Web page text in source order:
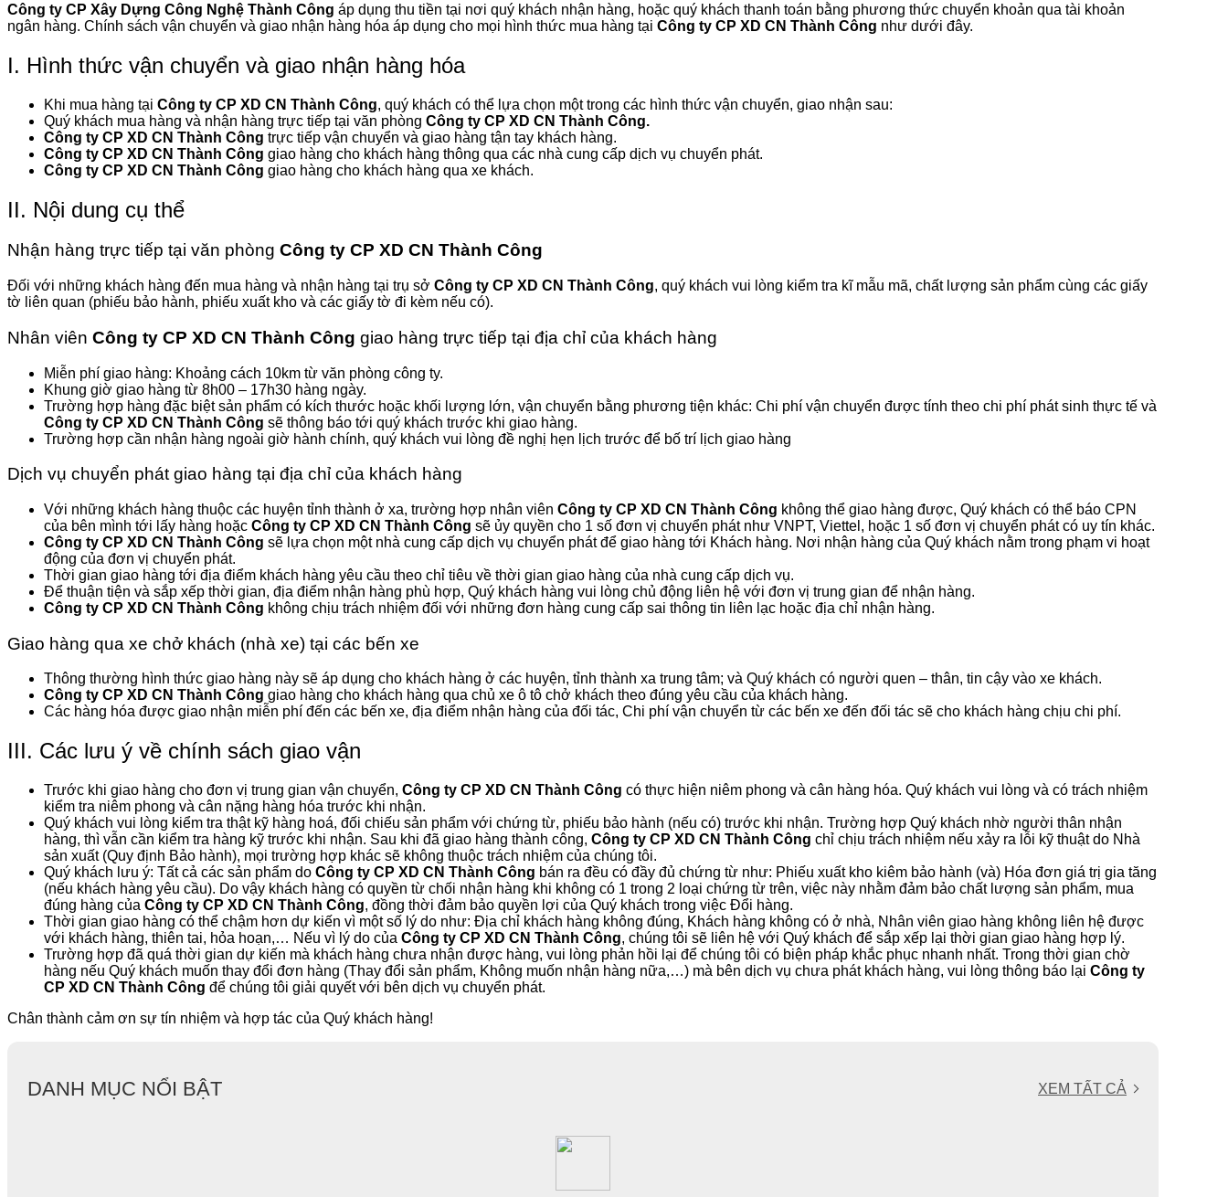
Công ty CP Xây Dựng Công Nghệ Thành Công áp dụng thu tiền tại nơi quý khách nhận hàng, hoặc quý khách thanh toán bằng phương thức chuyển khoản qua tài khoản
ngân hàng. Chính sách vận chuyển và giao nhận hàng hóa áp dụng cho mọi hình thức mua hàng tại Công ty CP XD CN Thành Công như dưới đây.
I. Hình thức vận chuyển và giao nhận hàng hóa
Khi mua hàng tại Công ty CP XD CN Thành Công, quý khách có thể lựa chọn một trong các hình thức vận chuyển, giao nhận sau:
Quý khách mua hàng và nhận hàng trực tiếp tại văn phòng Công ty CP XD CN Thành Công.
Công ty CP XD CN Thành Công trực tiếp vận chuyển và giao hàng tận tay khách hàng.
Công ty CP XD CN Thành Công giao hàng cho khách hàng thông qua các nhà cung cấp dịch vụ chuyển phát.
Công ty CP XD CN Thành Công giao hàng cho khách hàng qua xe khách.
II. Nội dung cụ thể
Nhận hàng trực tiếp tại văn phòng Công ty CP XD CN Thành Công
Đối với những khách hàng đến mua hàng và nhận hàng tại trụ sở Công ty CP XD CN Thành Công, quý khách vui lòng kiểm tra kĩ mẫu mã, chất lượng sản phẩm cùng các giấy
tờ liên quan (phiếu bảo hành, phiếu xuất kho và các giấy tờ đi kèm nếu có).
Nhân viên Công ty CP XD CN Thành Công giao hàng trực tiếp tại địa chỉ của khách hàng
Miễn phí giao hàng: Khoảng cách 10km từ văn phòng công ty.
Khung giờ giao hàng từ 8h00 – 17h30 hàng ngày.
Trường hợp hàng đặc biệt sản phẩm có kích thước hoặc khối lượng lớn, vận chuyển bằng phương tiện khác: Chi phí vận chuyển được tính theo chi phí phát sinh thực tế và
Công ty CP XD CN Thành Công sẽ thông báo tới quý khách trước khi giao hàng.
Trường hợp cần nhận hàng ngoài giờ hành chính, quý khách vui lòng đề nghị hẹn lịch trước để bố trí lịch giao hàng
Dịch vụ chuyển phát giao hàng tại địa chỉ của khách hàng
Với những khách hàng thuộc các huyện tỉnh thành ở xa, trường hợp nhân viên Công ty CP XD CN Thành Công không thể giao hàng được, Quý khách có thể báo CPN
của bên mình tới lấy hàng hoặc Công ty CP XD CN Thành Công sẽ ủy quyền cho 1 số đơn vị chuyển phát như VNPT, Viettel, hoặc 1 số đơn vị chuyển phát có uy tín khác.
Công ty CP XD CN Thành Công sẽ lựa chọn một nhà cung cấp dịch vụ chuyển phát để giao hàng tới Khách hàng. Nơi nhận hàng của Quý khách nằm trong phạm vi hoạt
động của đơn vị chuyển phát.
Thời gian giao hàng tới địa điểm khách hàng yêu cầu theo chỉ tiêu về thời gian giao hàng của nhà cung cấp dịch vụ.
Để thuận tiện và sắp xếp thời gian, địa điểm nhận hàng phù hợp, Quý khách hàng vui lòng chủ động liên hệ với đơn vị trung gian để nhận hàng.
Công ty CP XD CN Thành Công không chịu trách nhiệm đối với những đơn hàng cung cấp sai thông tin liên lạc hoặc địa chỉ nhận hàng.
Giao hàng qua xe chở khách (nhà xe) tại các bến xe
Thông thường hình thức giao hàng này sẽ áp dụng cho khách hàng ở các huyện, tỉnh thành xa trung tâm; và Quý khách có người quen – thân, tin cậy vào xe khách.
Công ty CP XD CN Thành Công giao hàng cho khách hàng qua chủ xe ô tô chở khách theo đúng yêu cầu của khách hàng.
Các hàng hóa được giao nhận miễn phí đến các bến xe, địa điểm nhận hàng của đối tác, Chi phí vận chuyển từ các bến xe đến đối tác sẽ cho khách hàng chịu chi phí.
III. Các lưu ý về chính sách giao vận
Trước khi giao hàng cho đơn vị trung gian vận chuyển, Công ty CP XD CN Thành Công có thực hiện niêm phong và cân hàng hóa. Quý khách vui lòng và có trách nhiệm
kiểm tra niêm phong và cân nặng hàng hóa trước khi nhận.
Quý khách vui lòng kiểm tra thật kỹ hàng hoá, đối chiếu sản phẩm với chứng từ, phiếu bảo hành (nếu có) trước khi nhận. Trường hợp Quý khách nhờ người thân nhận
hàng, thì vẫn cần kiểm tra hàng kỹ trước khi nhận. Sau khi đã giao hàng thành công, Công ty CP XD CN Thành Công chỉ chịu trách nhiệm nếu xảy ra lỗi kỹ thuật do Nhà
sản xuất (Quy định Bảo hành), mọi trường hợp khác sẽ không thuộc trách nhiệm của chúng tôi.
Quý khách lưu ý: Tất cả các sản phẩm do Công ty CP XD CN Thành Công bán ra đều có đầy đủ chứng từ như: Phiếu xuất kho kiêm bảo hành (và) Hóa đơn giá trị gia tăng
(nếu khách hàng yêu cầu). Do vậy khách hàng có quyền từ chối nhận hàng khi không có 1 trong 2 loại chứng từ trên, việc này nhằm đảm bảo chất lượng sản phẩm, mua
đúng hàng của Công ty CP XD CN Thành Công, đồng thời đảm bảo quyền lợi của Quý khách trong việc Đổi hàng.
Thời gian giao hàng có thể chậm hơn dự kiến vì một số lý do như: Địa chỉ khách hàng không đúng, Khách hàng không có ở nhà, Nhân viên giao hàng không liên hệ được
với khách hàng, thiên tai, hỏa hoạn,… Nếu vì lý do của Công ty CP XD CN Thành Công, chúng tôi sẽ liên hệ với Quý khách để sắp xếp lại thời gian giao hàng hợp lý.
Trường hợp đã quá thời gian dự kiến mà khách hàng chưa nhận được hàng, vui lòng phản hồi lại để chúng tôi có biện pháp khắc phục nhanh nhất. Trong thời gian chờ
hàng nếu Quý khách muốn thay đổi đơn hàng (Thay đổi sản phẩm, Không muốn nhận hàng nữa,…) mà bên dịch vụ chưa phát khách hàng, vui lòng thông báo lại Công ty
CP XD CN Thành Công để chúng tôi giải quyết với bên dịch vụ chuyển phát.
Chân thành cảm ơn sự tín nhiệm và hợp tác của Quý khách hàng!
DANH MỤC NỔI BẬT XEM TẤT CẢ